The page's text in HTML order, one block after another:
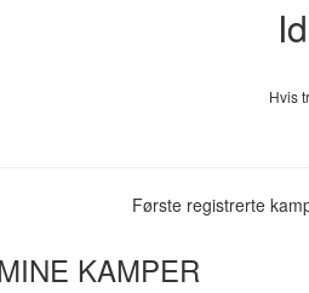
Hvis
Første registrerte
KAMPER